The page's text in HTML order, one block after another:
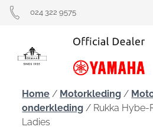
024 322 9575
Home / Motorkleding /
onderkleding / Rukka Hybe-
Ladies